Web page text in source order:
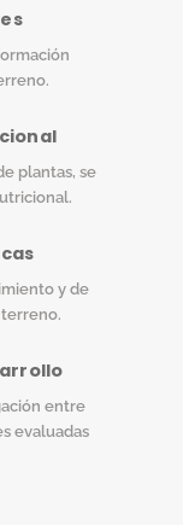
plantas, se
y de
entre
evaluadas